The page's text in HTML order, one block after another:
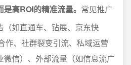
高ROI的精准流量。 常见推广
（如直通车、钻展、京东快
作、社群裂变引流、私域运营
微信）、外部流量（如信息流广